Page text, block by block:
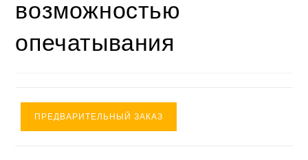
возможностью
опечатывания
ПРЕДВАРИТЕЛЬНЫЙ ЗАКАЗ